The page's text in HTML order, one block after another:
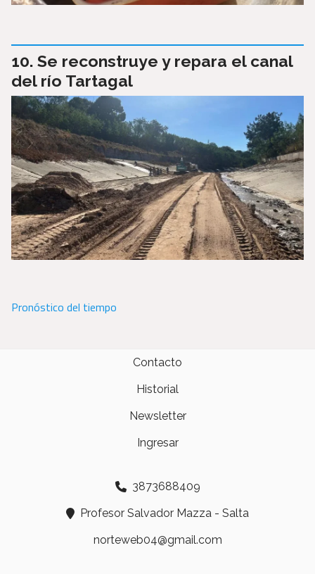
Se reconstruye y repara el canal
del río Tartagal
Pronóstico del tiempo
Contacto
Historial
Newsletter
Ingresar
3873688409
Profesor Salvador Mazza - Salta
norteweb04@gmail.com